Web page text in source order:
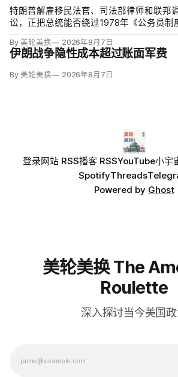
特朗普解雇移民法官、司法部律师和联邦
讼，正把总统能否绕过1978年《公务员制
天将全院审理两名前移民法官梅根·杰克勒
和布兰登·贾罗赫（Brandon Jaroc…
By 美轮美换 2026年8月7日
伊朗战争隐性成本超过账面军费
By 美轮美换 2026年8月7日
登录网站 RSS播客 RSSYouTube小宇
SpotifyThreads
Powered by Ghost
美轮美换 The
Roulette
深入探讨当今美国